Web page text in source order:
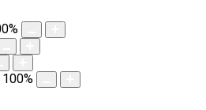
%
100%